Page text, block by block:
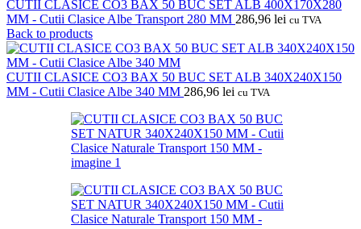
CUTII CLASICE CO3 BAX 50 BUC SET ALB 400X170X280
MM - Cutii Clasice Albe Transport 280 MM 286,96 lei cu TVA
Back to products
CUTII CLASICE CO3 BAX 50 BUC SET ALB 340X240X150
MM - Cutii Clasice Albe 340 MM 286,96 lei cu TVA